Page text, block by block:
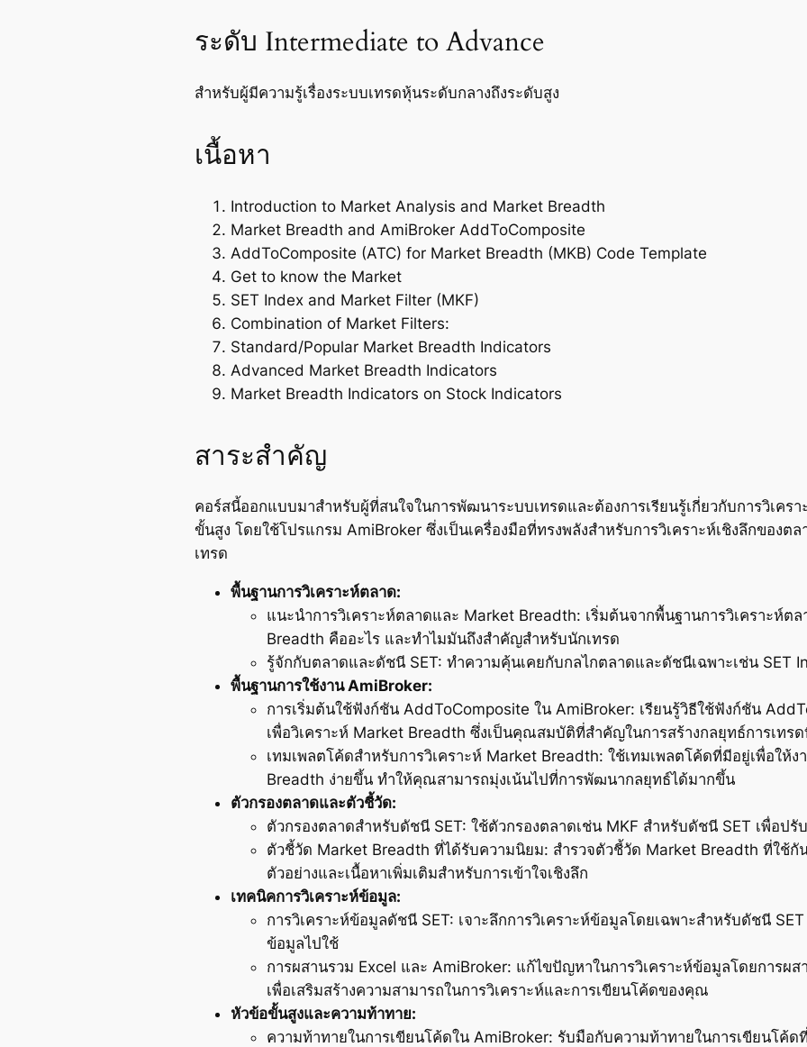
ระดับ Intermediate to Advance
สำหรับผู้มีความรู้เรื่องระบบเทรดหุ้นระดับกลางถึงระดับสูง
เนื้อหา
Introduction to Market Analysis and Market Breadth
Market Breadth and AmiBroker AddToComposite
AddToComposite (ATC) for Market Breadth (MKB) Code Template
Get to know the Market
SET Index and Market Filter (MKF)
Combination of Market Filters:
Standard/Popular Market Breadth Indicators
Advanced Market Breadth Indicators
Market Breadth Indicators on Stock Indicators
สาระสำคัญ
คอร์สนี้ออกแบบมาสำหรับผู้ที่สนใจในการพัฒนาระบบเทรดและต้องการเรียนรู้เกี่ยวกับการวิเคร
ขั้นสูง โดยใช้โปรแกรม AmiBroker ซึ่งเป็นเครื่องมือที่ทรงพลังสำหรับการวิเคราะห์เชิงลึกของ
เทรด
พื้นฐานการวิเคราะห์ตลาด:
แนะนำการวิเคราะห์ตลาดและ Market Breadth: เริ่มต้นจากพื้นฐานการวิเคราะห์ต
Breadth คืออะไร และทำไมมันถึงสำคัญสำหรับนักเทรด
รู้จักกับตลาดและดัชนี SET: ทำความคุ้นเคยกับกลไกตลาดและดัชนีเฉพาะเช่น SET
พื้นฐานการใช้งาน AmiBroker:
การเริ่มต้นใช้ฟังก์ชัน AddToComposite ใน AmiBroker: เรียนรู้วิธีใช้ฟังก์ชัน
เพื่อวิเคราะห์ Market Breadth ซึ่งเป็นคุณสมบัติที่สำคัญในการสร้างกลยุทธ์การเทร
เทมเพลตโค้ดสำหรับการวิเคราะห์ Market Breadth: ใช้เทมเพลตโค้ดที่มีอยู่เพื่อให้ง
Breadth ง่ายขึ้น ทำให้คุณสามารถมุ่งเน้นไปที่การพัฒนากลยุทธ์ได้มากขึ้น
ตัวกรองตลาดและตัวชี้วัด:
ตัวกรองตลาดสำหรับดัชนี SET: ใช้ตัวกรองตลาดเช่น MKF สำหรับดัชนี SET เพื่อ
ตัวชี้วัด Market Breadth ที่ได้รับความนิยม: สำรวจตัวชี้วัด Market Breadth ที่ใช้กั
ตัวอย่างและเนื้อหาเพิ่มเติมสำหรับการเข้าใจเชิงลึก
เทคนิคการวิเคราะห์ข้อมูล:
การวิเคราะห์ข้อมูลดัชนี SET: เจาะลึกการวิเคราะห์ข้อมูลโดยเฉพาะสำหรับดัชนี
ข้อมูลไปใช้
การผสานรวม Excel และ AmiBroker: แก้ไขปัญหาในการวิเคราะห์ข้อมูลโดยการผ
เพื่อเสริมสร้างความสามารถในการวิเคราะห์และการเขียนโค้ดของคุณ
หัวข้อขั้นสูงและความท้าทาย:
ความท้าทายในการเขียนโค้ดใน AmiBroker: รับมือกับความท้าทายในการเขียนโค้ด